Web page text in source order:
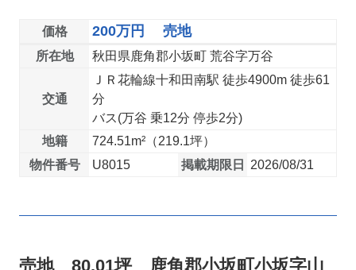
価格 200万円 売地
所在地 秋田県鹿角郡小坂町 荒谷字万谷
交通
ＪＲ花輪線十和田南駅 徒歩4900m 徒歩61
分
バス(万谷 乗12分 停歩2分)
地籍
724.51m²（219.1坪）
物件番号
U8015 掲載期限日 2026/08/31